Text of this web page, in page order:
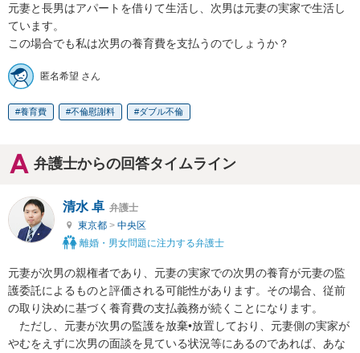
元妻と長男はアパートを借りて生活し、次男は元妻の実家で生活し
ています。
この場合でも私は次男の養育費を支払うのでしょうか？
匿名希望 さん
養育費 不倫慰謝料 ダブル不倫
弁護士からの回答タイムライン
清水 卓 弁護士
東京都 > 中央区
離婚・男女問題に注力する弁護士
元妻が次男の親権者であり、元妻の実家での次男の養育が元妻の監
護委託によるものと評価される可能性があります。その場合、従前
の取り決めに基づく養育費の支払義務が続くことになります。
ただし、元妻が次男の監護を放棄•放置しており、元妻側の実家が
やむをえずに次男の面談を見ている状況等にあるのであれば、あな